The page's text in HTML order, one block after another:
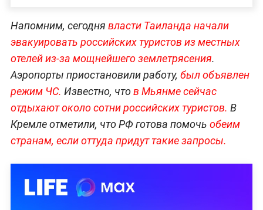
Напомним, сегодня власти Таиланда начали
эвакуировать российских туристов из местных
отелей из-за мощнейшего землетрясения.
Аэропорты приостановили работу, был объявлен
режим ЧС. Известно, чтов Мьянме сейчас
отдыхают около сотни российских туристов. В
Кремле отметили, что РФ готова помочь обеим
странам, если оттуда придут такие запросы.